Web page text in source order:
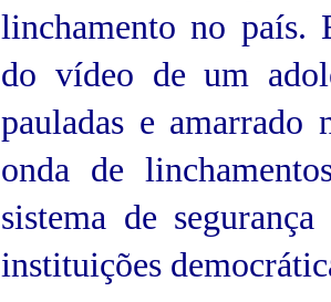
linchamento no país.
do vídeo de um
pauladas e amarrado
onda de
sistema de
instituições